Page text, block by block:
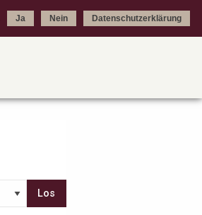
Ja Nein Datenschutzerklärung